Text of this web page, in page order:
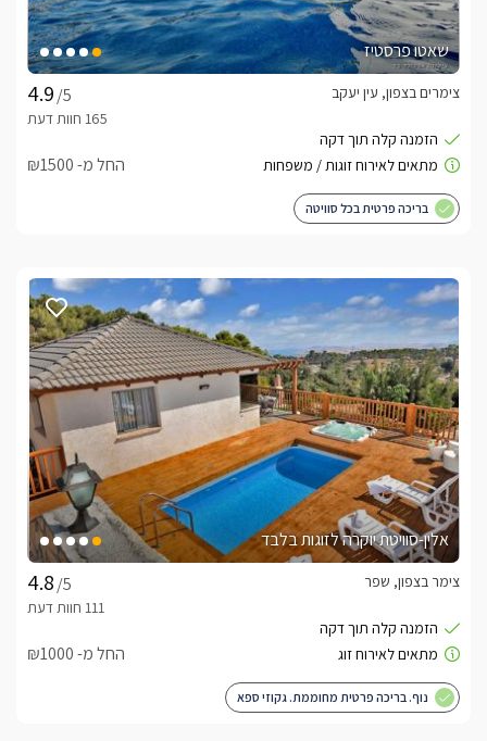
שאטו פרסטיז
/5
צימרים בצפון, עין יעקב
החל מ- ₪1500
בריכה פרטית בכל סוויטה
אלין-סוויטת יוקרה לזוגות בלבד
/5
צימר בצפון, שפר
החל מ- ₪1000
נוף. בריכה פרטית מחוממת. גקוזי ספא